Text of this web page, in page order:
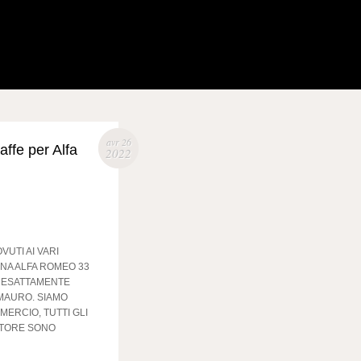
avr 26
2022
per Alfa
AI VARI
ALFA ROMEO 33
SIAMO
TUTTI GLI
SONO